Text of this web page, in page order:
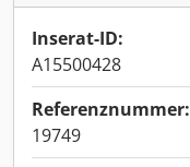
Inserat-ID:
A15500428
Referenznummer:
19749